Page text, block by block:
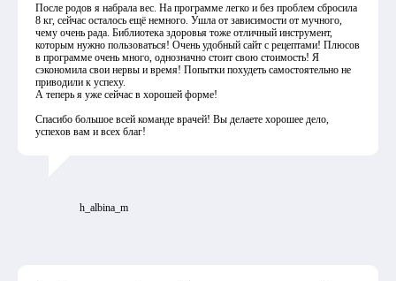
После родов я набрала вес. На программе легко и без проблем сбросила
8 кг, сейчас осталось ещё немного. Ушла от зависимости от мучного,
чему очень рада. Библиотека здоровья тоже отличный инструмент,
которым нужно пользоваться! Очень удобный сайт с рецептами! Плюсов
в программе очень много, однозначно стоит свою стоимость! Я
сэкономила свои нервы и время! Попытки похудеть самостоятельно не
приводили к успеху.
А теперь я уже сейчас в хорошей форме!
Спасибо большое всей команде врачей! Вы делаете хорошее дело,
успехов вам и всех благ!
h_albina_m